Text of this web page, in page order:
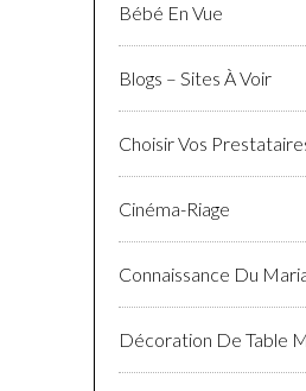
Bébé En Vue
Blogs – Sites À Voir
Choisir Vos
Cinéma-Riage
Connaissance Du
Décoration De Table